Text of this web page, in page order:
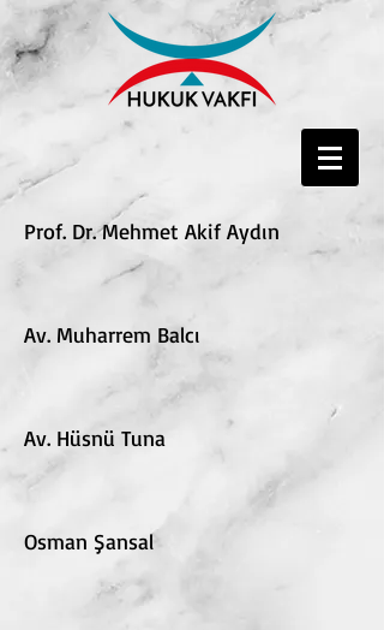
Prof. Dr. Mehmet Akif Aydın
Av. Muharrem Balcı
Av. Hüsnü Tuna
Osman Şansal